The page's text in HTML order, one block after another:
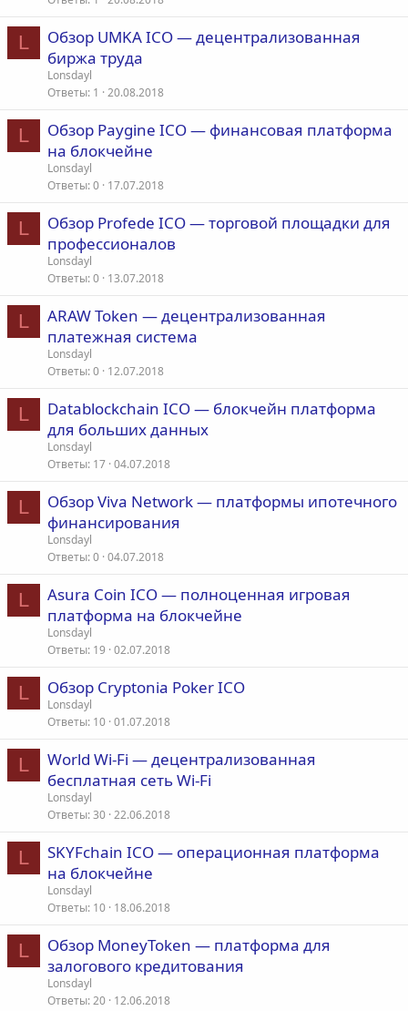
L
Обзор UMKA ICO — децентрализованная
биржа труда
Lonsdayl
Ответы 1 20.08.2018
L
Обзор Paygine ICO — финансовая платформа
на блокчейне
Lonsdayl
Ответы 0 17.07.2018
L
Обзор Profede ICO — торговой площадки для
профессионалов
Lonsdayl
Ответы 0 13.07.2018
L
ARAW Token — децентрализованная
платежная система
Lonsdayl
Ответы 0 12.07.2018
L
Datablockchain ICO — блокчейн платформа
для больших данных
Lonsdayl
Ответы 17 04.07.2018
L
Обзор Viva Network — платформы ипотечного
финансирования
Lonsdayl
Ответы 0 04.07.2018
L
Asura Coin ICO — полноценная игровая
платформа на блокчейне
Lonsdayl
Ответы 19 02.07.2018
L Обзор Cryptonia Poker ICO
Lonsdayl
Ответы 10 01.07.2018
L
World Wi-Fi — децентрализованная
бесплатная сеть Wi-Fi
Lonsdayl
Ответы 30 22.06.2018
L
SKYFchain ICO — операционная платформа
на блокчейне
Lonsdayl
Ответы 10 18.06.2018
L
Обзор MoneyToken — платформа для
залогового кредитования
Lonsdayl
Ответы 20 12.06.2018